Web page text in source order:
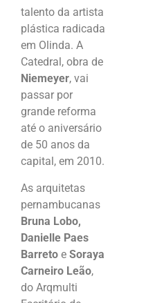
talento da artista
plástica radicada
em Olinda. A
Catedral, obra de
Niemeyer, vai
passar por
grande reforma
até o aniversário
de 50 anos da
capital, em 2010.
As arquitetas
pernambucanas
Bruna Lobo,
Danielle Paes
Barreto e Soraya
Carneiro Leão,
do Arqmulti